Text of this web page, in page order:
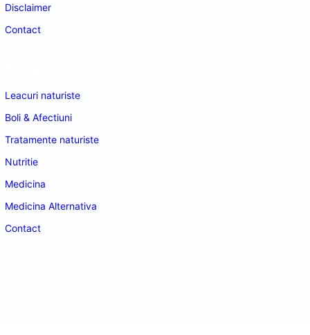
Disclaimer
Contact
Leacuri naturiste
Boli & Afectiuni
Tratamente naturiste
Nutritie
Medicina
Medicina Alternativa
Contact